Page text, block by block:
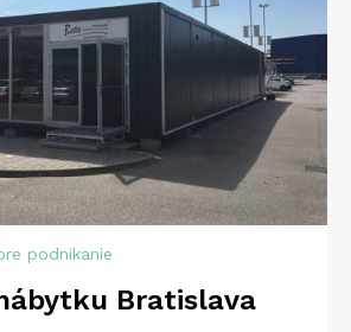
podnikanie
Bratislava